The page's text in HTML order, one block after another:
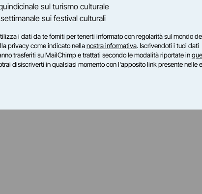
sul turismo culturale
settimanale sui festival culturali
i dati da te forniti per tenerti informato con regolarità sul mondo
privacy come indicato nellanostra informativa. Iscrivendoti i tuoi dati
trasferiti su MailChimp e trattati secondo le modalità riportate in
disiscriverti in qualsiasi momento con l'apposito link presente nelle